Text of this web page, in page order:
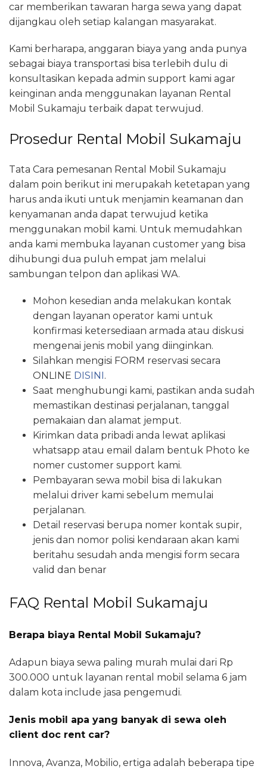
car memberikan tawaran harga sewa yang dapat
dijangkau oleh setiap kalangan masyarakat.
Kami berharapa, anggaran biaya yang anda punya
sebagai biaya transportasi bisa terlebih dulu di
konsultasikan kepada admin support kami agar
keinginan anda menggunakan layanan Rental
Mobil Sukamaju terbaik dapat terwujud.
Prosedur Rental Mobil Sukamaju
Tata Cara pemesanan Rental Mobil Sukamaju
dalam poin berikut ini merupakah ketetapan yang
harus anda ikuti untuk menjamin keamanan dan
kenyamanan anda dapat terwujud ketika
menggunakan mobil kami. Untuk memudahkan
anda kami membuka layanan customer yang bisa
dihubungi dua puluh empat jam melalui
sambungan telpon dan aplikasi WA.
Mohon kesedian anda melakukan kontak
dengan layanan operator kami untuk
konfirmasi ketersediaan armada atau diskusi
mengenai jenis mobil yang diinginkan.
Silahkan mengisi FORM reservasi secara
ONLINE DISINI .
Saat menghubungi kami, pastikan anda sudah
memastikan destinasi perjalanan, tanggal
pemakaian dan alamat jemput.
Kirimkan data pribadi anda lewat aplikasi
whatsapp atau email dalam bentuk Photo ke
nomer customer support kami.
Pembayaran sewa mobil bisa di lakukan
melalui driver kami sebelum memulai
perjalanan.
Detail reservasi berupa nomer kontak supir,
jenis dan nomor polisi kendaraan akan kami
beritahu sesudah anda mengisi form secara
valid dan benar
FAQ Rental Mobil Sukamaju
Berapa biaya Rental Mobil Sukamaju?
Adapun biaya sewa paling murah mulai dari Rp
300.000 untuk layanan rental mobil selama 6 jam
dalam kota include jasa pengemudi.
Jenis mobil apa yang banyak di sewa oleh
client doc rent car?
Innova, Avanza, Mobilio, ertiga adalah beberapa tipe